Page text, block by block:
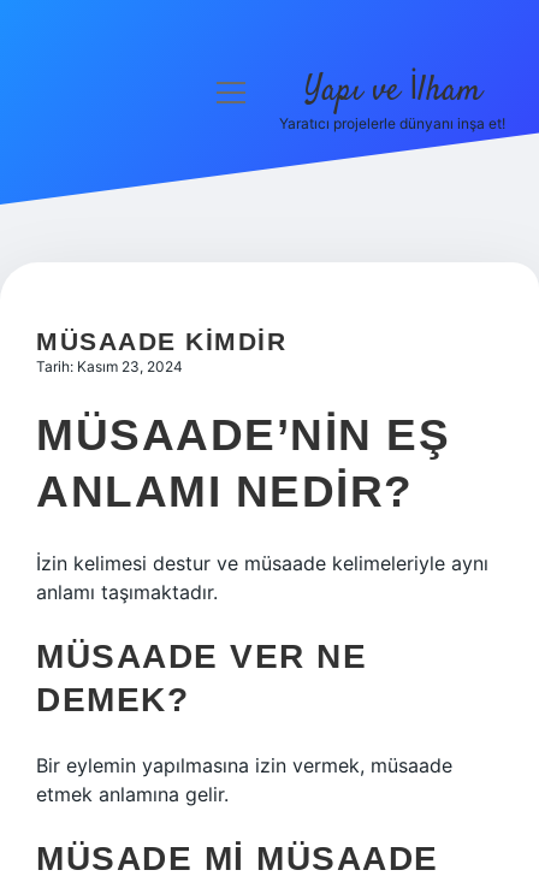
Hakkımızda
menüyü
Yapı ve İlham
Yaratıcı projelerle dünyanı inşa et!
MÜSAADE KIMDIR
Tarih: Kasım 23, 2024
MÜSAADE’NIN EŞ
ANLAMI NEDIR?
İzin kelimesi destur ve müsaade kelimeleriyle aynı
anlamı taşımaktadır.
MÜSAADE VER NE
DEMEK?
Bir eylemin yapılmasına izin vermek, müsaade
etmek anlamına gelir.
MÜSADE MI MÜSAADE